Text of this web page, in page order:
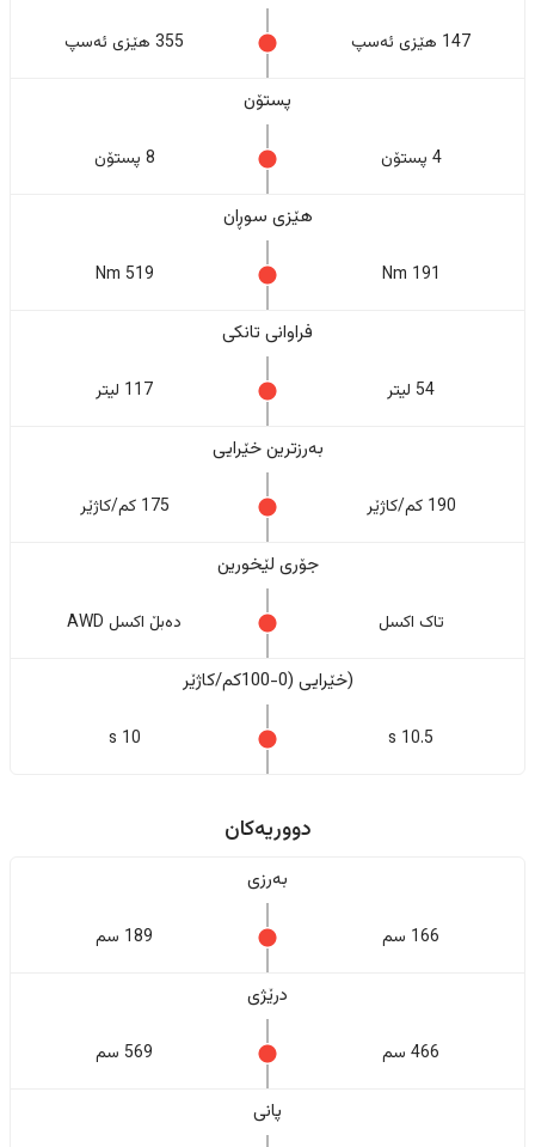
147 هێزی ئەسپ 355 هێزی ئەسپ
پستۆن
4 پستۆن 8 پستۆن
هێزی سوڕان
191 Nm
519 Nm
فراوانی تانکی
54 لیتر 117 لیتر
بەرزترین خێرایی
190 کم/کاژێر 175 کم/کاژێر
جۆری لێخورین
تاک اکسل دەبڵ اکسل AWD
(خێرایی (0-100کم/کاژێر
10.5 s
10 s
دووریەکان
بەرزی
166 سم 189 سم
درێژی
466 سم 569 سم
پانی